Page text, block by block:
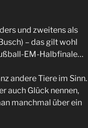
und zweitens als
– das gilt wohl
EM-Halbfinale…
andere Tiere im Sinn.
auch Glück nennen,
manchmal über ein